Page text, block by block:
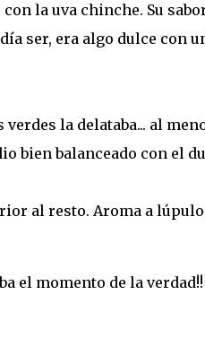
la uva chinche. Su
ser, era algo dulce con
la delataba... al
bien balanceado con el
al resto. Aroma a
el momento de la verdad!!